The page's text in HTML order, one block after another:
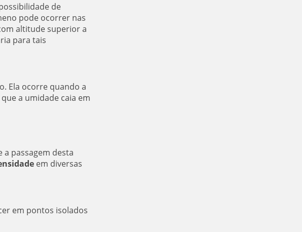
de
pode ocorrer nas
altitude superior a
para tais
Ela ocorre quando a
a umidade caia em
passagem desta
em diversas
em pontos isolados